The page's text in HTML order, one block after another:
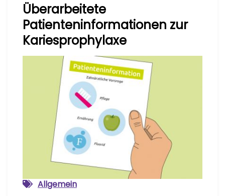
Überarbeitete
Patienteninformationen zur
Kariesprophylaxe
Allgemein